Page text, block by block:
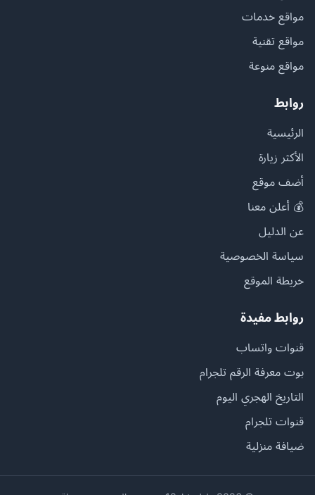
مواقع خدمات
مواقع تقنية
مواقع منوعة
روابط
الرئيسية
الأكثر زيارة
أضف موقع
💰 أعلن معنا
عن الدليل
سياسة الخصوصية
خريطة الموقع
روابط مفيدة
قنوات واتساب
بوت معرفة الرقم تلجرام
التاريخ الهجري اليوم
قنوات تلجرام
ضيافة منزلية